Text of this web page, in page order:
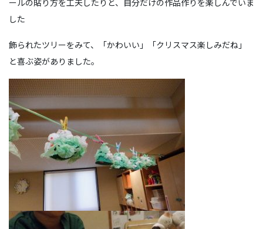
ールの貼り方を工夫したりと、自分だけの作品作りを楽しんでいま
した
飾られたツリーをみて、「かわいい」「クリスマス楽しみだね」
と喜ぶ姿がありました。